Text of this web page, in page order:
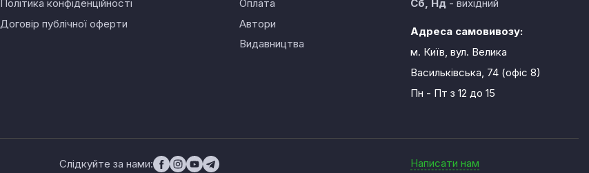
Політика конфіденційності
Договір публічної оферти
Оплата
Автори
Видавництва
Сб, Нд- вихідний
Адреса самовивозу:
м. Київ, вул. Велика
Васильківська, 74 (офіс 8)
Пн - Пт з 12 до 15
Слідкуйте за нами: Написати нам